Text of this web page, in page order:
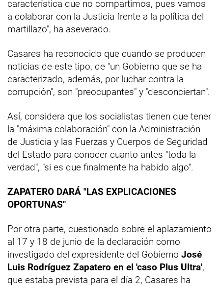
característica que no compartimos, pues vamos
a colaborar con la Justicia frente a la política del
martillazo", ha aseverado.
Casares ha reconocido que cuando se producen
noticias de este tipo, de "un Gobierno que se ha
caracterizado, además, por luchar contra la
corrupción", son "preocupantes" y "desconciertan".
Así, considera que los socialistas tienen que tener
la "máxima colaboración" con la Administración
de Justicia y las Fuerzas y Cuerpos de Seguridad
del Estado para conocer cuanto antes "toda la
verdad", "si es que finalmente ha habido algo".
ZAPATERO DARÁ "LAS EXPLICACIONES
OPORTUNAS"
Por otra parte, cuestionado sobre el aplazamiento
al 17 y 18 de junio de la declaración como
investigado del expresidente del Gobierno José
Luis Rodríguez Zapatero en el 'caso Plus Ultra',
que estaba prevista para el día 2, Casares ha